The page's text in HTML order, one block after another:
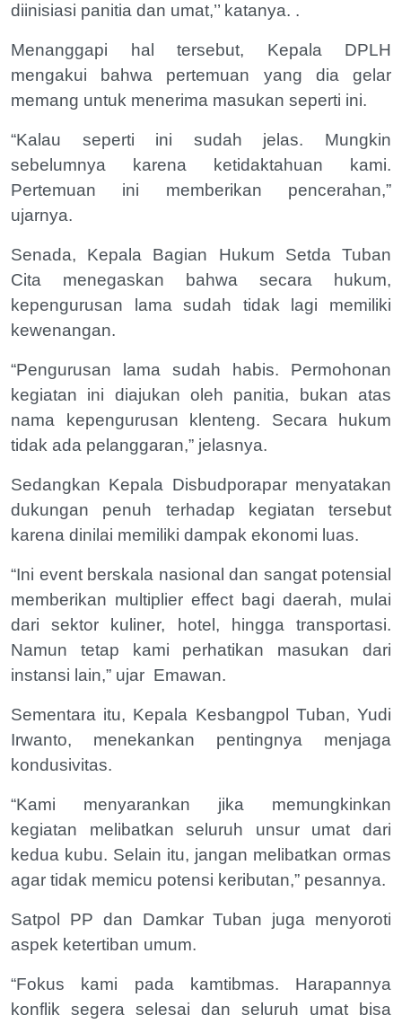
diinisiasi panitia dan umat,’’ katanya. .
Menanggapi hal tersebut, Kepala DPLH
mengakui bahwa pertemuan yang dia gelar
memang untuk menerima masukan seperti ini.
“Kalau seperti ini sudah jelas. Mungkin
sebelumnya karena ketidaktahuan kami.
Pertemuan ini memberikan pencerahan,”
ujarnya.
Senada, Kepala Bagian Hukum Setda Tuban
Cita menegaskan bahwa secara hukum,
kepengurusan lama sudah tidak lagi memiliki
kewenangan.
“Pengurusan lama sudah habis. Permohonan
kegiatan ini diajukan oleh panitia, bukan atas
nama kepengurusan klenteng. Secara hukum
tidak ada pelanggaran,” jelasnya.
Sedangkan Kepala Disbudporapar menyatakan
dukungan penuh terhadap kegiatan tersebut
karena dinilai memiliki dampak ekonomi luas.
“Ini event berskala nasional dan sangat potensial
memberikan multiplier effect bagi daerah, mulai
dari sektor kuliner, hotel, hingga transportasi.
Namun tetap kami perhatikan masukan dari
instansi lain,” ujar Emawan.
Sementara itu, Kepala Kesbangpol Tuban, Yudi
Irwanto, menekankan pentingnya menjaga
kondusivitas.
“Kami menyarankan jika memungkinkan
kegiatan melibatkan seluruh unsur umat dari
kedua kubu. Selain itu, jangan melibatkan ormas
agar tidak memicu potensi keributan,” pesannya.
Satpol PP dan Damkar Tuban juga menyoroti
aspek ketertiban umum.
“Fokus kami pada kamtibmas. Harapannya
konflik segera selesai dan seluruh umat bisa